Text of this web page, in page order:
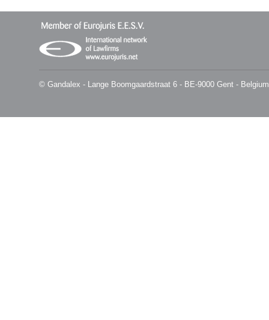
© Gandalex - Lange Boomgaardstraat 6 - BE-9000 Gent -